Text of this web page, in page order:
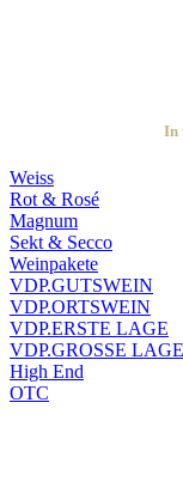
In
Weiss
Rot & Rosé
Magnum
Sekt & Secco
Weinpakete
VDP.GUTSWEIN
VDP.ORTSWEIN
VDP.ERSTE LAGE
VDP.GROSSE LAGE
High End
OTC